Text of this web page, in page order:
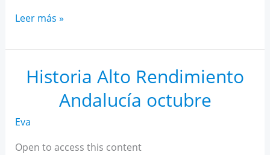
Historia
Rendimiento
Andalucía
noviembre
Leer más »
Historia Alto Rendimiento
Andalucía octubre
Eva
Open to access this content